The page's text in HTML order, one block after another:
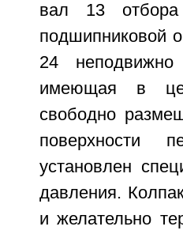
вал 13
подшипниковой
24 неподвижно
имеющая в
свободно
поверхности
установлен
давления.
и желательно